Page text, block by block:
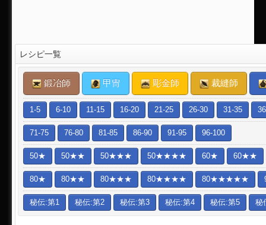
レシピ一覧
鍛冶師 甲冑 彫金師 裁縫師
1-5 6-10 11-15 16-20 21-25 26-30 31-35
71-75 76-80 81-85 86-90 91-95 96-100
50★ 50★★ 50★★★ 50★★★★ 60★ 60★★
80★ 80★★ 80★★★ 80★★★★ 80★★★★★
秘伝:第1 秘伝:第2 秘伝:第3 秘伝:第4 秘伝:第5 秘